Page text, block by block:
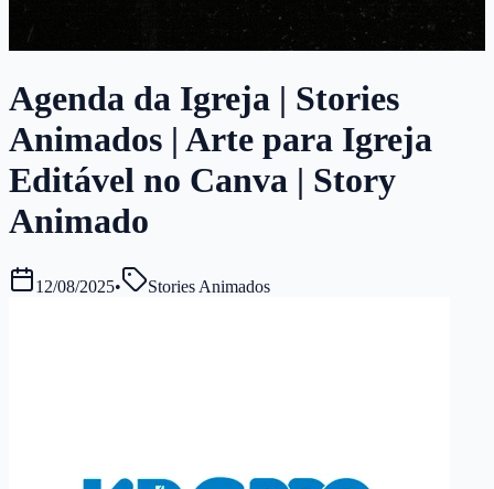
Agenda da Igreja | Stories
Animados | Arte para Igreja
Editável no Canva | Story
Animado
12/08/2025• Stories Animados